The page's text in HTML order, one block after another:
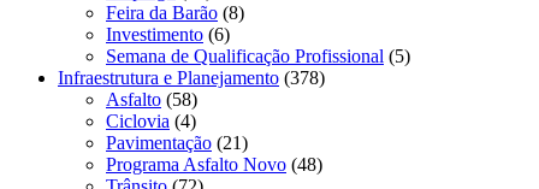
Feira da Barão (8)
Investimento (6)
Semana de Qualificação Profissional (5)
Infraestrutura e Planejamento (378)
Asfalto (58)
Ciclovia (4)
Pavimentação (21)
Programa Asfalto Novo (48)